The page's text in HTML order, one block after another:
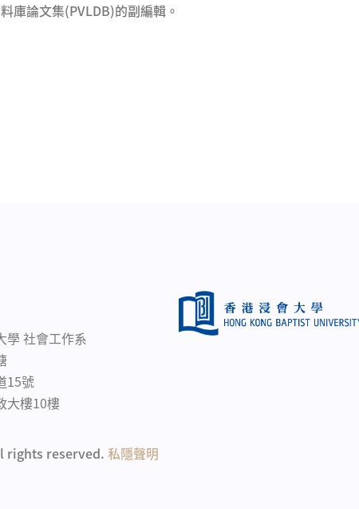
庫論文集(PVLDB)的副編輯。
學 社會工作系
15號
大樓10樓
rights reserved. 私隱聲明